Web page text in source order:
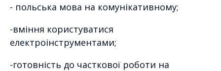
- польська мова на комунікативному;
-вміння користуватися
електроінструментами;
-готовність до часткової роботи на